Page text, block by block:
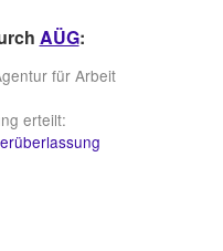
AÜG:
für Arbeit
erteilt: